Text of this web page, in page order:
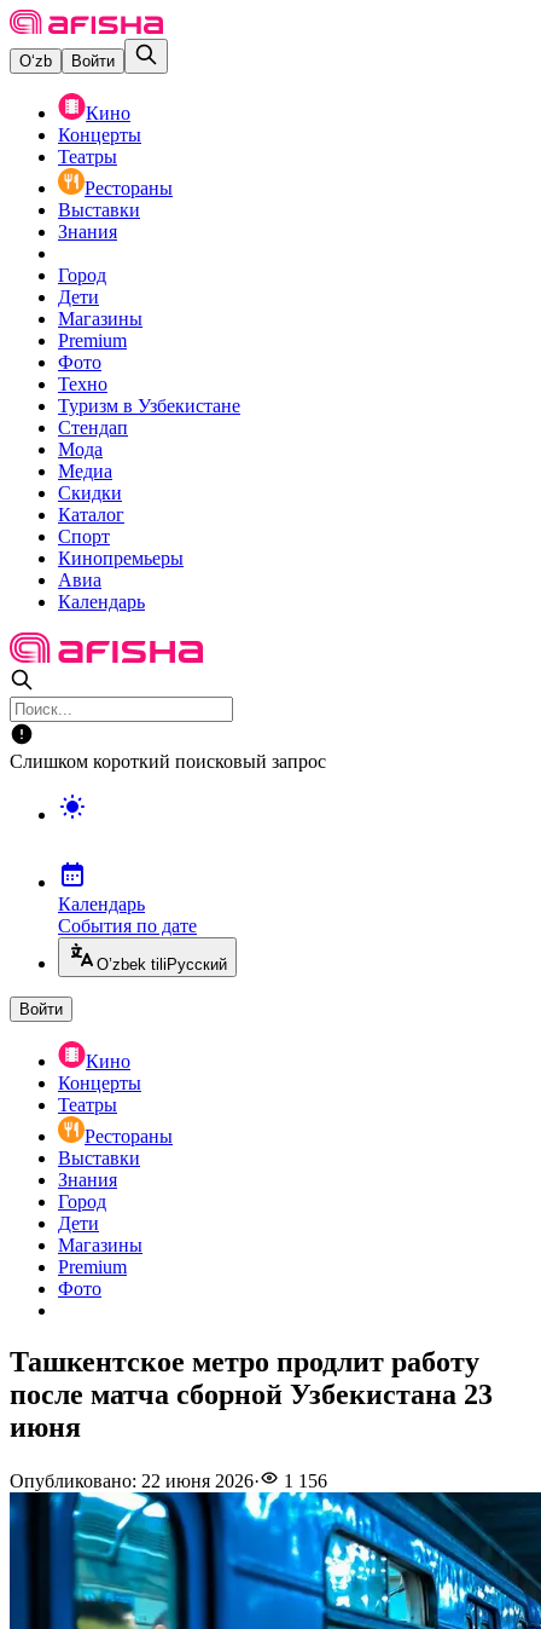
O‘zb Войти
Кино
Концерты
Театры
Рестораны
Выставки
Знания
Город
Дети
Магазины
Premium
Фото
Техно
Туризм в Узбекистане
Стендап
Мода
Медиа
Скидки
Каталог
Спорт
Кинопремьеры
Авиа
Календарь
Слишком короткий поисковый запрос
Календарь
События по дате
O’zbek tili Русский
Войти
Кино
Концерты
Театры
Рестораны
Выставки
Знания
Город
Дети
Магазины
Premium
Фото
Ташкентское метро продлит работу
после матча сборной Узбекистана 23
июня
Опубликовано: 22 июня 2026· 1 156